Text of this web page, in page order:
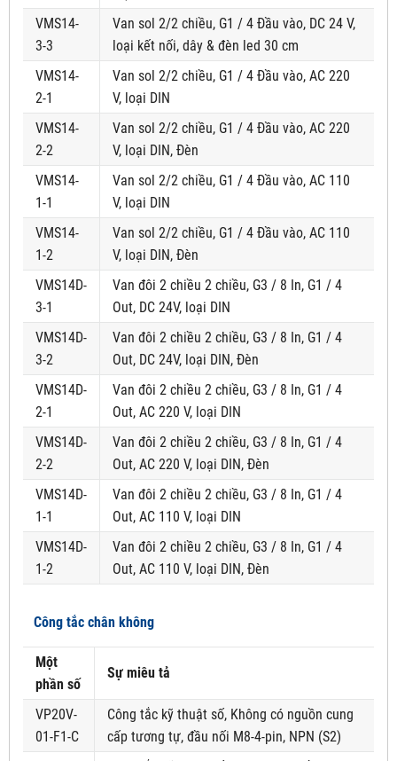
VMS14-
3-3
Van sol 2/2 chiều, G1 / 4 Đầu vào, DC 24 V,
loại kết nối, dây & đèn led 30 cm
VMS14-
2-1
Van sol 2/2 chiều, G1 / 4 Đầu vào, AC 220
V, loại DIN
VMS14-
2-2
Van sol 2/2 chiều, G1 / 4 Đầu vào, AC 220
V, loại DIN, Đèn
VMS14-
1-1
Van sol 2/2 chiều, G1 / 4 Đầu vào, AC 110
V, loại DIN
VMS14-
1-2
Van sol 2/2 chiều, G1 / 4 Đầu vào, AC 110
V, loại DIN, Đèn
VMS14D-
3-1
Van đôi 2 chiều 2 chiều, G3 / 8 In, G1 / 4
Out, DC 24V, loại DIN
VMS14D-
3-2
Van đôi 2 chiều 2 chiều, G3 / 8 In, G1 / 4
Out, DC 24V, loại DIN, Đèn
VMS14D-
2-1
Van đôi 2 chiều 2 chiều, G3 / 8 In, G1 / 4
Out, AC 220 V, loại DIN
VMS14D-
2-2
Van đôi 2 chiều 2 chiều, G3 / 8 In, G1 / 4
Out, AC 220 V, loại DIN, Đèn
VMS14D-
1-1
Van đôi 2 chiều 2 chiều, G3 / 8 In, G1 / 4
Out, AC 110 V, loại DIN
VMS14D-
1-2
Van đôi 2 chiều 2 chiều, G3 / 8 In, G1 / 4
Out, AC 110 V, loại DIN, Đèn
Công tắc chân không
Một
phần số
Sự miêu tả
VP20V-
01-F1-C
Công tắc kỹ thuật số, Không có nguồn cung
cấp tương tự, đầu nối M8-4-pin, NPN (S2)